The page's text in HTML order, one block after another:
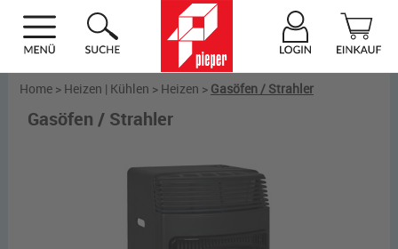
Home > Heizen | Kühlen > Heizen > Gasöfen / Strahler
Gasöfen / Strahler